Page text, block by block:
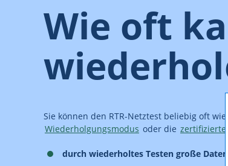
Wie oft
Sie können den RTR-Netztest beliebig oft
Wiederholgungsmodus oder die zertifizierte
durch wiederholtes Testen große